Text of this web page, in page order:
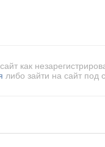
как
либо зайти на сайт